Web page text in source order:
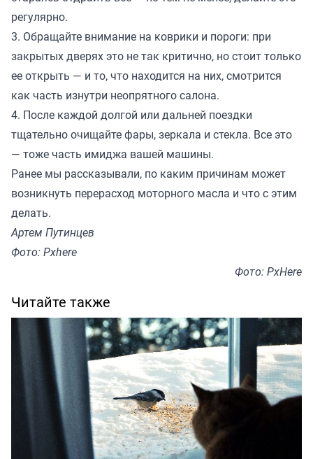
регулярно.
3. Обращайте внимание на коврики и пороги: при
закрытых дверях это не так критично, но стоит только
ее открыть — и то, что находится на них, смотрится
как часть изнутри неопрятного салона.
4. После каждой долгой или дальней поездки
тщательно очищайте фары, зеркала и стекла. Все это
— тоже часть имиджа вашей машины.
Ранее мы рассказывали, по каким причинам может
возникнуть перерасход моторного масла и что с этим
делать.
Артем Путинцев
Фото: Pxhere
Фото: PxHere
Читайте также